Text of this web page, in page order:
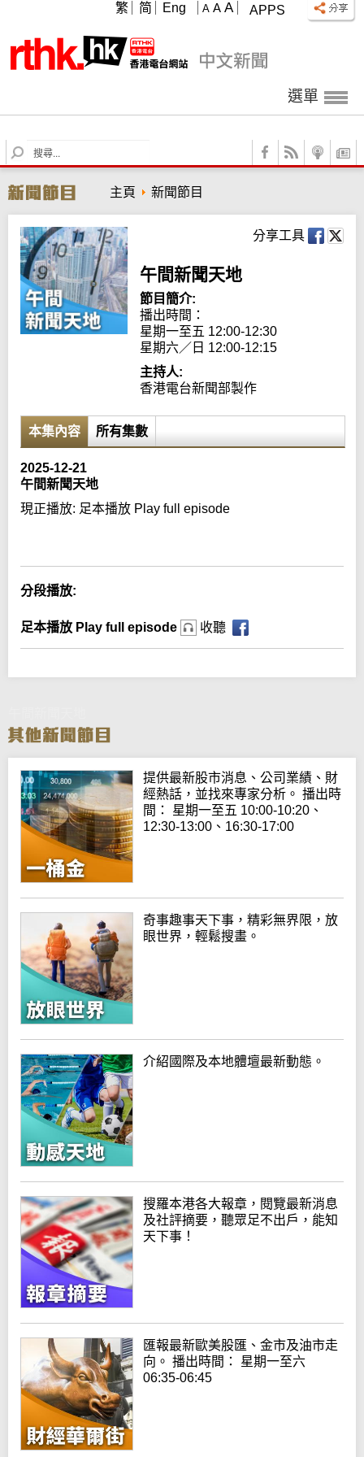
APPS
A A A
繁 简 Eng
選單
S
e
r
c
h
主頁 新聞節目
分享工具
午間新聞天地
節目簡介:
播出時間：
星期一至五 12:00-12:30
星期六／日 12:00-12:15
主持人:
香港電台新聞部製作
本集內容 所有集數
2025-12-21
午間新聞天地
現正播放: 足本播放 Play full episode
分段播放:
足本播放 Play full episode 收聽
提供最新股市消息、公司業績、財
經熱話，並找來專家分析。 播出時
間： 星期一至五 10:00-10:20、
12:30-13:00、16:30-17:00
奇事趣事天下事，精彩無界限，放
眼世界，輕鬆搜畫。
介紹國際及本地體壇最新動態。
搜羅本港各大報章，閱覽最新消息
及社評摘要，聽眾足不出戶，能知
天下事！
匯報最新歐美股匯、金市及油市走
向。 播出時間： 星期一至六
06:35-06:45